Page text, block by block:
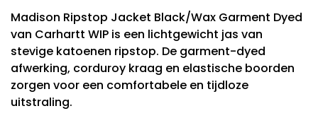
Madison Ripstop Jacket Black/Wax Garment Dyed
van Carhartt WIP is een lichtgewicht jas van
stevige katoenen ripstop. De garment-dyed
afwerking, corduroy kraag en elastische boorden
zorgen voor een comfortabele en tijdloze
uitstraling.